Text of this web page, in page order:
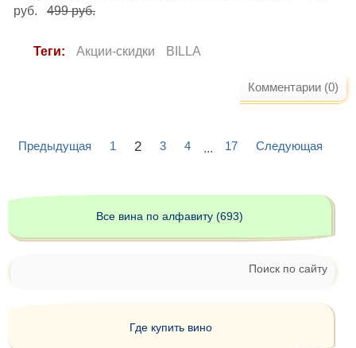
руб. 499 руб.
Теги: Акции-скидки BILLA
Комментарии (0)
Предыдущая 1 2 3 4 ... 17 Следующая
Все вина по алфавиту (693)
Поиск по сайту
Где купить вино